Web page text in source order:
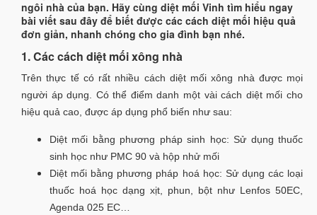
ngôi nhà của bạn. Hãy cùng diệt mối Vinh tìm hiểu ngay
bài viết sau đây để biết được các cách diệt mối hiệu quả
đơn giản, nhanh chóng cho gia đình bạn nhé.
1. Các cách diệt mối xông nhà
Trên thực tế có rất nhiều cách diệt mối xông nhà được mọi
người áp dụng. Có thể điểm danh một vài cách diệt mối cho
hiệu quả cao, được áp dụng phổ biến như sau:
Diệt mối bằng phương pháp sinh học: Sử dụng thuốc
sinh học như PMC 90 và hộp nhử mối
Diệt mối bằng phương pháp hoá học: Sử dụng các loại
thuốc hoá học dạng xịt, phun, bột như Lenfos 50EC,
Agenda 025 EC…